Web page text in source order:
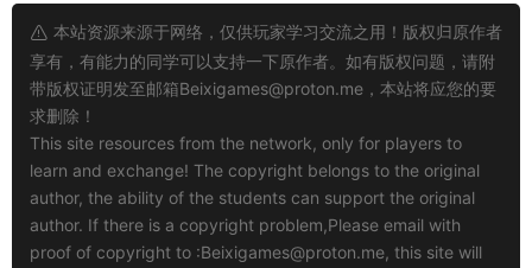
本站资源来源于网络，仅供玩家学习交流之用！版权归原作者
享有，有能力的同学可以支持一下原作者。如有版权问题，请附
带版权证明发至邮箱Beixigames@proton.me ，本站将应您的要
求删除！
This site resources from the network, only for players to
learn and exchange! The copyright belongs to the original
author, the ability of the students can support the original
author. If there is a copyright problem,Please email with
proof of copyright to :Beixigames@proton.me, this site will